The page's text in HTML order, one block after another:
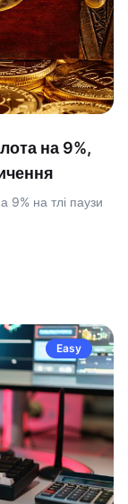
на 9%,
9% на тлі паузи
Easy